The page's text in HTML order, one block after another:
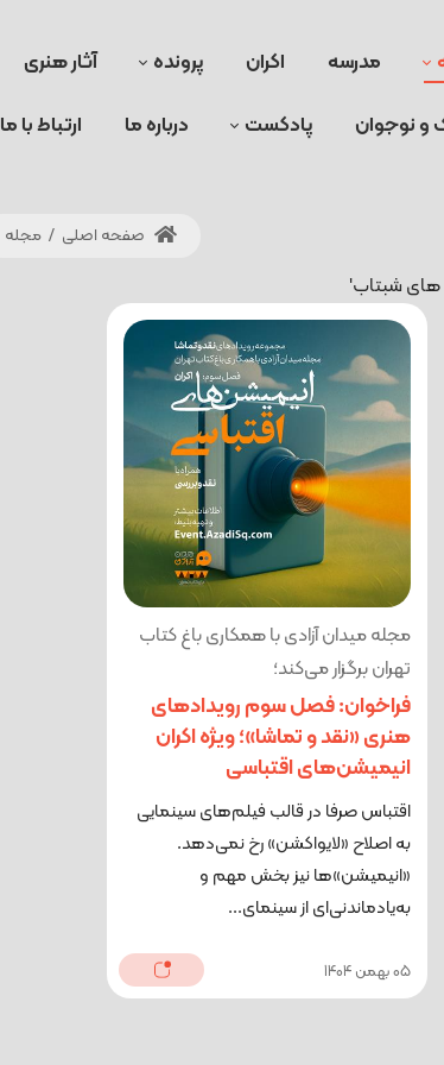
مدرسه اکران پرونده آثار هنری
و نوجوان پادکست درباره ما ارتباط با ما
صفحه اصلی / مجله
های شبتاب'
مجله میدان آزادی با همکاری باغ کتاب
تهران برگزار می‌کند؛
فراخوان: فصل سوم رویدادهای
هنری «نقد و تماشا»؛ ویژه اکران
انیمیشن‌های اقتباسی
اقتباس صرفا در قالب فیلم‌های سینمایی
به اصلاح «لایواکشن» رخ نمی‌دهد.
«انیمیشن»ها نیز بخش مهم و
به‌یادماندنی‌ای از سینمای...
05 بهمن 1404